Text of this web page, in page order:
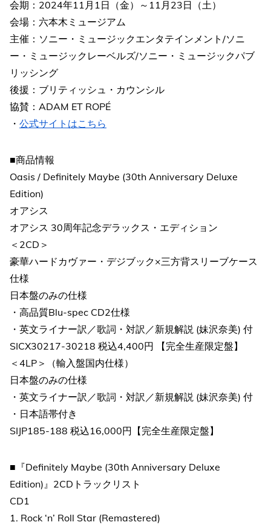
会期：2024年11月1日（金）～11月23日（土）
会場：六本木ミュージアム
主催：ソニー・ミュージックエンタテインメント/ソニ
ー・ミュージックレーベルズ/ソニー・ミュージックパブ
リッシング
後援：ブリティッシュ・カウンシル
協賛：ADAM ET ROPÉ
・ 公式サイトはこちら
■商品情報
Oasis / Definitely Maybe (30th Anniversary Deluxe
Edition)
オアシス
オアシス 30周年記念デラックス・エディション
＜2CD＞
豪華ハードカヴァー・デジブック×三方背スリーブケース
仕様
日本盤のみの仕様
・高品質Blu-spec CD2仕様
・英文ライナー訳／歌詞・対訳／新規解説 (妹沢奈美) 付
SICX30217-30218 税込4,400円 【完全生産限定盤】
＜4LP＞（輸入盤国内仕様）
日本盤のみの仕様
・英文ライナー訳／歌詞・対訳／新規解説 (妹沢奈美) 付
・日本語帯付き
SIJP185-188 税込16,000円【完全生産限定盤】
■『Definitely Maybe (30th Anniversary Deluxe
Edition)』2CDトラックリスト
CD1
1. Rock ‘n’ Roll Star (Remastered)